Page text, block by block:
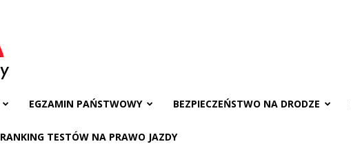
EGZAMIN PAŃSTWOWY BEZPIECZEŃSTWO NA DRODZE
RANKING TESTÓW NA PRAWO JAZDY